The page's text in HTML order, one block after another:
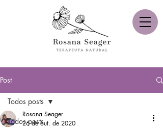
Post
Todos posts
Todos posts
Rosana Seager
26 de out. de 2020